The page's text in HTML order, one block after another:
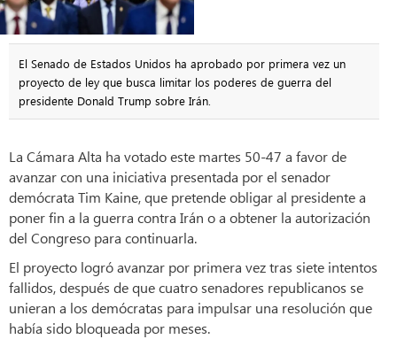
El Senado de Estados Unidos ha aprobado por primera vez un
proyecto de ley que busca limitar los poderes de guerra del
presidente Donald Trump sobre Irán.
La Cámara Alta ha votado este martes 50-47 a favor de
avanzar con una iniciativa presentada por el senador
demócrata Tim Kaine, que pretende obligar al presidente a
poner fin a la guerra contra Irán o a obtener la autorización
del Congreso para continuarla.
El proyecto logró avanzar por primera vez tras siete intentos
fallidos, después de que cuatro senadores republicanos se
unieran a los demócratas para impulsar una resolución que
había sido bloqueada por meses.